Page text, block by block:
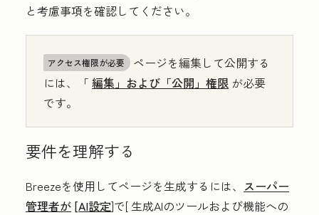
と考慮事項を確認してください。
アクセス権限が必要
ページを編集して公開する
には、「 編集」および「公開」権限 が必要
です。
要件を理解する
Breezeを使用してページを生成するには、 スーパー
管理者が [AI設定]で[ 生成AIのツールおよび機能への